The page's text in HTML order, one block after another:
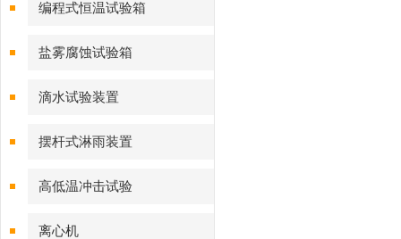
编程式恒温试验箱
盐雾腐蚀试验箱
滴水试验装置
摆杆式淋雨装置
高低温冲击试验
离心机